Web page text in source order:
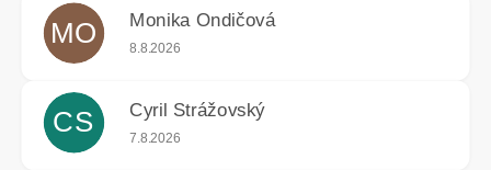
MO Monika Ondičová
Hodnotenie obchodu je 5 z 5 hviezdičiek.
8.8.2026
CS Cyril Strážovský
Hodnotenie obchodu je 5 z 5 hviezdičiek.
7.8.2026